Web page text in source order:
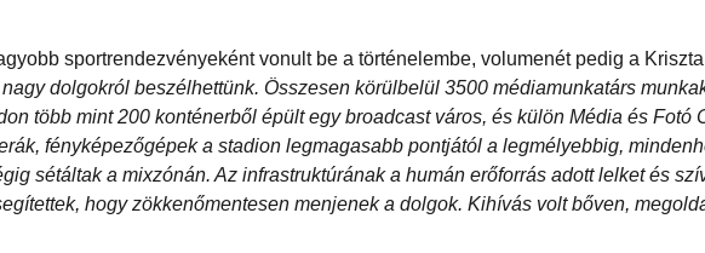
sportrendezvényeként vonult be a történelembe, volumenét pedig a
nagy dolgokról beszélhettünk. Összesen körülbelül 3500 médiamunkatárs
több mint 200 konténerből épült egy broadcast város, és külön Média és Fotó
fényképezőgépek a stadion legmagasabb pontjától a legmélyebbig,
sétáltak a mixzónán. Az infrastruktúrának a humán erőforrás adott lelket és
hogy zökkenőmentesen menjenek a dolgok. Kihívás volt bőven,